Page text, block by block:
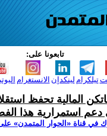
تابعونا على:
الانستغرام لينكدإن تيلكرام
المالية تحفظ
استمرارية هذا
في قناة ‫«الحوار المتمدن»